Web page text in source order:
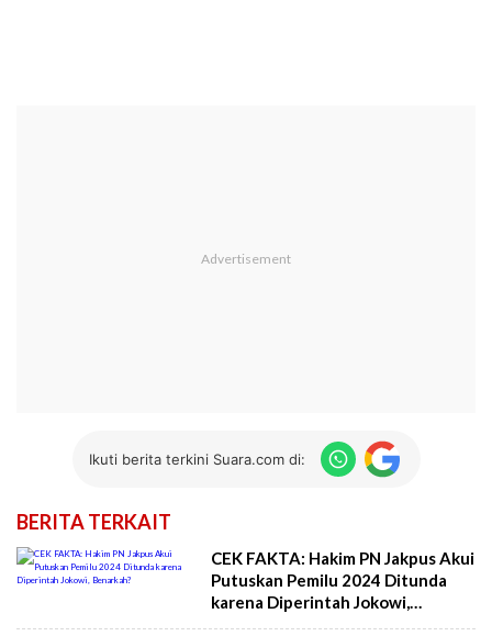
Ikuti berita terkini Suara.com di:
BERITA TERKAIT
CEK FAKTA: Hakim PN Jakpus Akui
Putuskan Pemilu 2024 Ditunda
karena Diperintah Jokowi,
Benarkah?